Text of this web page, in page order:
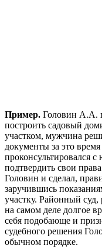
Пример. Головин А.А.
построить садовый
участком, мужчина
документы за это
проконсультировался
подтвердить свои
Головин и сделал,
заручившись
участку. Районный суд,
на самом деле долгое
себя подобающе и
судебного решения
обычном порядке.